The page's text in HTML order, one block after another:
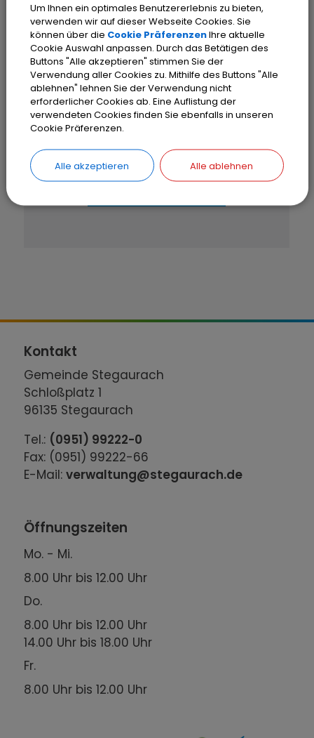
OpenStreetMap wird
derzeit nicht angezeigt
Bitte aktivieren Sie "OpenStreetMap"
in Ihren Cookie Einstellungen.
Kontakt
Gemeinde Stegaurach
Schloßplatz 1
96135 Stegaurach
Tel.: (0951) 99222-0
Fax: (0951) 99222-66
E-Mail:verwaltung@stegaurach.de
Öffnungszeiten
Mo. - Mi.
8.00 Uhr bis 12.00 Uhr
Do.
8.00 Uhr bis 12.00 Uhr
14.00 Uhr bis 18.00 Uhr
Fr.
8.00 Uhr bis 12.00 Uhr
Um Ihnen ein optimales Benutzererlebnis zu bieten,
verwenden wir auf dieser Webseite Cookies. Sie
können über die Cookie PräferenzenIhre aktuelle
Cookie Auswahl anpassen. Durch das Betätigen des
Buttons "Alle akzeptieren" stimmen Sie der
Verwendung aller Cookies zu. Mithilfe des Buttons "Alle
ablehnen" lehnen Sie der Verwendung nicht
erforderlicher Cookies ab. Eine Auflistung der
verwendeten Cookies finden Sie ebenfalls in unseren
Cookie Präferenzen.
Alle akzeptieren Alle ablehnen